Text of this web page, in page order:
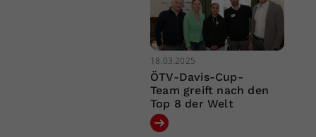
18.03.2025
ÖTV-Davis-Cup-
Team greift nach den
Top 8 der Welt